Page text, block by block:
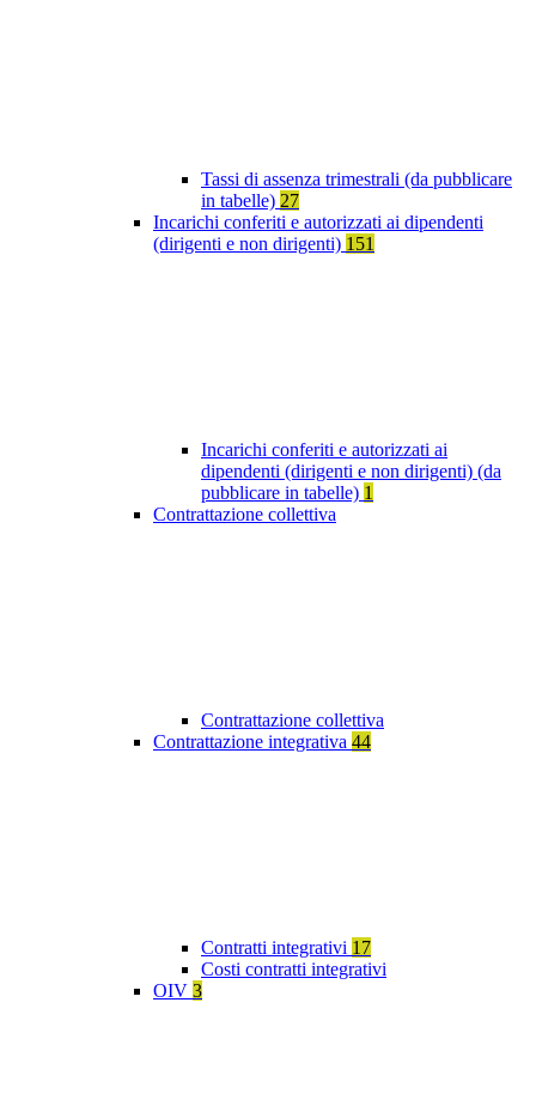
Tassi di assenza trimestrali (da pubblicare
in tabelle) 27
Incarichi conferiti e autorizzati ai dipendenti
(dirigenti e non dirigenti) 151
Incarichi conferiti e autorizzati ai
dipendenti (dirigenti e non dirigenti) (da
pubblicare in tabelle) 1
Contrattazione collettiva
Contrattazione collettiva
Contrattazione integrativa 44
Contratti integrativi 17
Costi contratti integrativi
OIV 3